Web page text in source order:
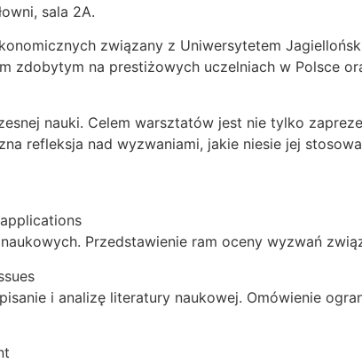
sala 2A.
związany z Uniwersytetem
na prestiżowych uczelniach w Polsce
nauki. Celem warsztatów jest nie tylko
refleksja nad wyzwaniami, jakie niesie jej
Przedstawienie ram oceny wyzwań
i analizę literatury naukowej. Omówienie